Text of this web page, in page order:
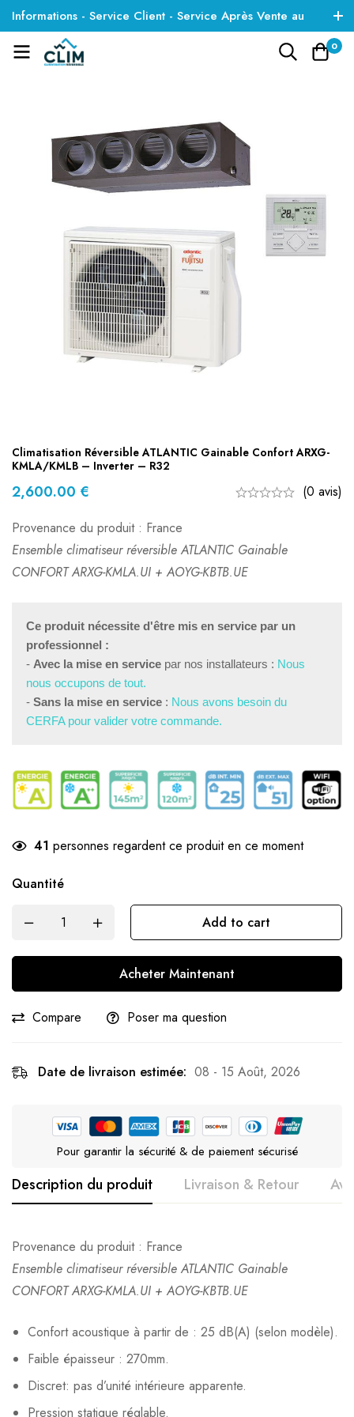
Informations - Service Client - Service Après Vente au
01 85 09 35 01
0
Climatisation Réversible ATLANTIC Gainable Confort ARXG-
KMLA/KMLB – Inverter – R32
2,600.00 €
(0 avis)
Provenance du produit : France
Ensemble climatiseur réversible ATLANTIC Gainable
CONFORT ARXG-KMLA.UI + AOYG-KBTB.UE
Ce produit nécessite d'être mis en service par un
professionnel :
- Avec la mise en service par nos installateurs : Nous
nous occupons de tout.
- Sans la mise en service : Nous avons besoin du
CERFA pour valider votre commande.
41 personnes regardent ce produit en ce moment
Quantité
Add to cart
Acheter Maintenant
Compare Poser ma question
Date de livraison estimée: 08 - 15 Août, 2026
Pour garantir la sécurité & de paiement sécurisé
Description du produit Livraison & Retour
Provenance du produit : France
Ensemble climatiseur réversible ATLANTIC Gainable
CONFORT ARXG-KMLA.UI + AOYG-KBTB.UE
Confort acoustique à partir de : 25 dB(A) (selon modèle).
Faible épaisseur : 270mm.
Discret: pas d’unité intérieure apparente.
Pression statique réglable.
Texte à venir, à voir avec Julien !
Avis clients
Il n'y a pas encore d'avis, donnez le vôtre en premier !
Questions clients
Aucune question actuellement. Devenez le premier à poser
votre question !